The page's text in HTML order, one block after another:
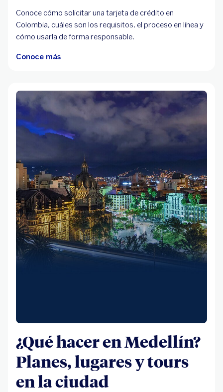
Conoce cómo solicitar una tarjeta de crédito en
Colombia, cuáles son los requisitos, el proceso en línea y
cómo usarla de forma responsable.
Conoce más
¿Qué hacer en Medellín?
Planes, lugares y tours
en la ciudad